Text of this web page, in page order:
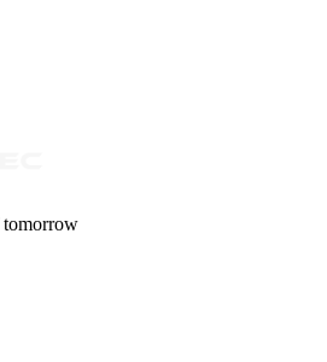
tomorrow